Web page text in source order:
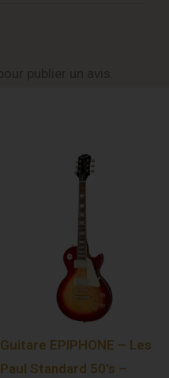
Guitare EPIPHONE – Les
Paul Standard 50’s –